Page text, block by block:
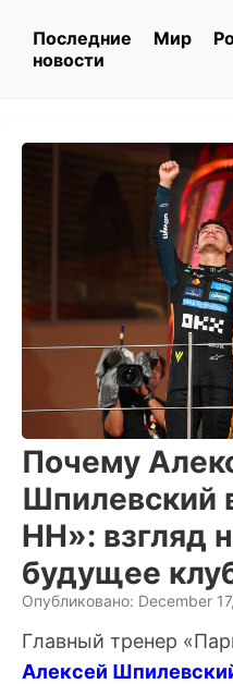
Последние
новости
Мир
Почему
Шпилевский
НН»: взгляд
будущее
Опубликовано: December
Главный тренер
Алексей